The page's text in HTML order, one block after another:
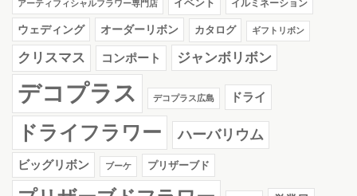
アーティフィシャルフラワー専門店 イベント イルミネーション
ウェディング オーダーリボン カタログ ギフトリボン
クリスマス コンポート ジャンボリボン
デコプラス デコプラス広島 ドライ
ドライフラワー ハーバリウム
ビッグリボン ブーケ プリザーブド